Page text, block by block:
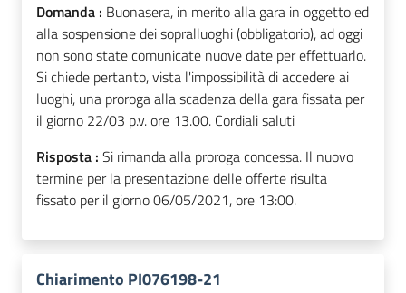
Domanda : Buonasera, in merito alla gara in oggetto ed
alla sospensione dei sopralluoghi (obbligatorio), ad oggi
non sono state comunicate nuove date per effettuarlo.
Si chiede pertanto, vista l'impossibilità di accedere ai
luoghi, una proroga alla scadenza della gara fissata per
il giorno 22/03 p.v. ore 13.00. Cordiali saluti
Risposta : Si rimanda alla proroga concessa. Il nuovo
termine per la presentazione delle offerte risulta
fissato per il giorno 06/05/2021, ore 13:00.
Chiarimento PI076198-21